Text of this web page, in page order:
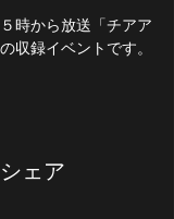
時から放送「チアア
収録イベントです。
ェア